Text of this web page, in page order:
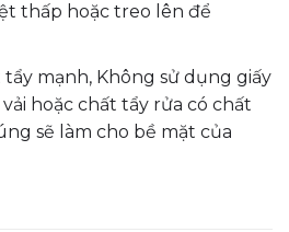
thấp hoặc treo lên để
mạnh, Không sử dụng giấy
hoặc chất tẩy rửa có chất
sẽ làm cho bề mặt của